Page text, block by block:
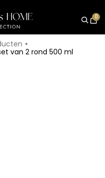
0
van 2 rond 500 ml